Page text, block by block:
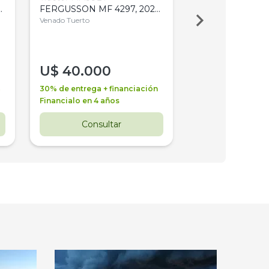
FERGUSSON MF 4297, 2020,
4WD, PATON
Venado Tuerto
U$ 40.000
30% de entrega + financiación
Financialo en 4 años
Consultar
Venado Tuerto